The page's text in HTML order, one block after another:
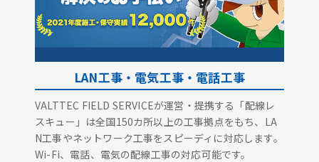
LAN工事・電気工事・電話工事
VALTTEC FIELD SERVICEが運営・提携する「配線レ
スキュー」は全国150カ所以上の工事拠点をもち、LA
N工事やネットワーク工事をスピーディに対応します。
Wi-Fi、電話、電気の配線工事の対応可能です。